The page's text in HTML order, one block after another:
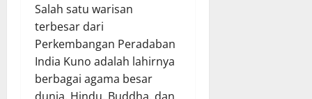
Salah satu warisan
terbesar dari
Perkembangan Peradaban
India Kuno adalah lahirnya
berbagai agama besar